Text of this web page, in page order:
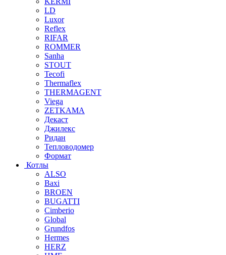
LD
Luxor
Reflex
RIFAR
ROMMER
Sanha
STOUT
Tecofi
Thermaflex
THERMAGENT
Viega
ZETKAMA
Декаст
Джилекс
Ридан
Тепловодомер
Формат
Котлы
ALSO
Baxi
BROEN
BUGATTI
Cimberio
Global
Grundfos
Hermes
HERZ